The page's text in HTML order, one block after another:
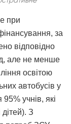
при
за
відповідно
але не менше
освітою
автобусів у
учнів, які
З